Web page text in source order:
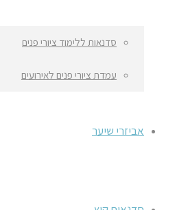
סדנאות ללימוד ציורי פנים
עמדת ציורי פנים לאירועים
אביזרי שיער